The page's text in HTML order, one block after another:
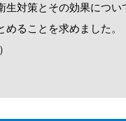
対策とその効果につい
ることを求めました。